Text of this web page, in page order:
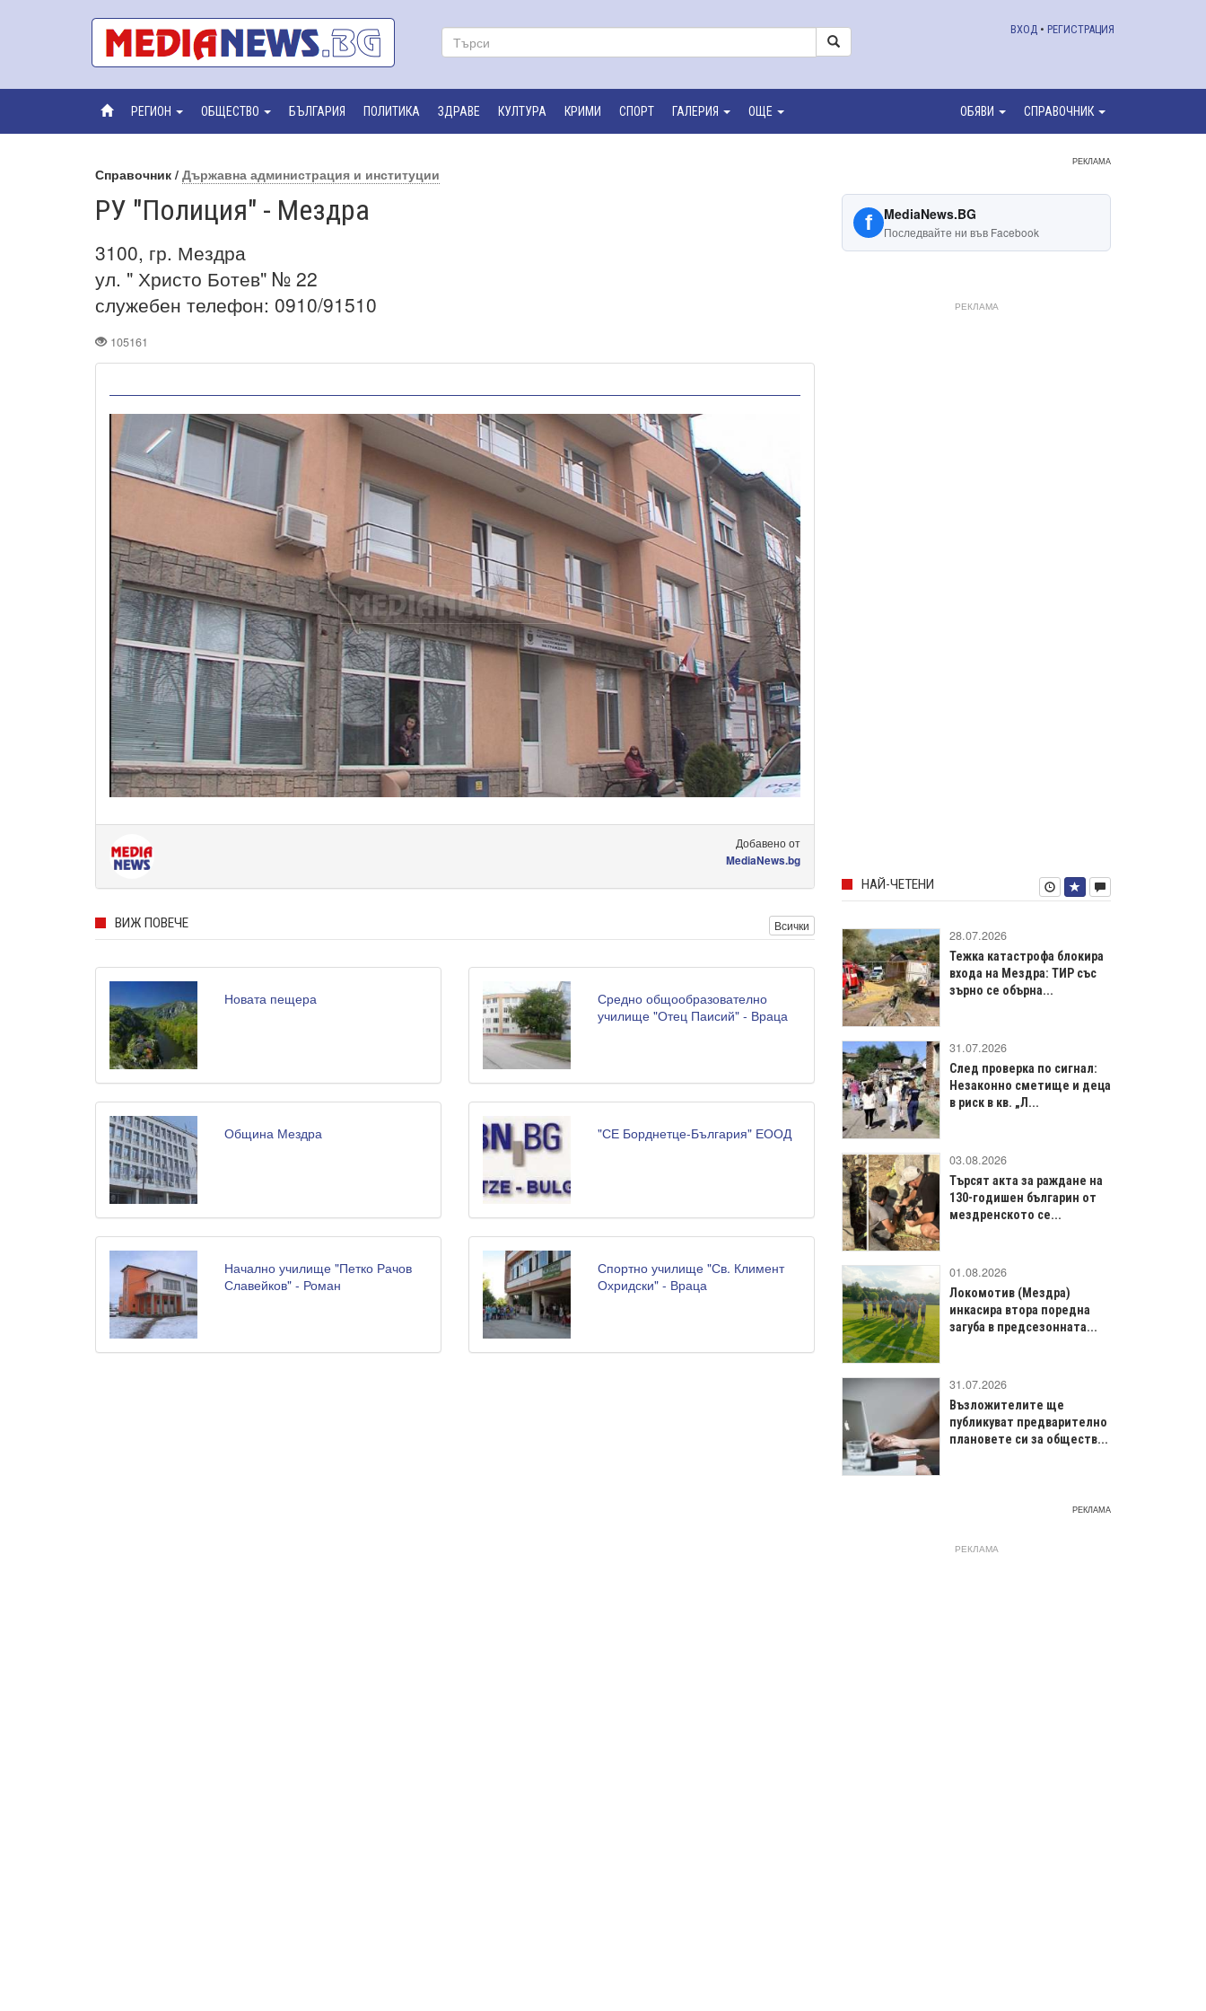
ВХОД • РЕГИСТРАЦИЯ
РЕГИОН ОБЩЕСТВО БЪЛГАРИЯ ПОЛИТИКА ЗДРАВЕ КУЛТУРА КРИМИ СПОРТ ГАЛЕРИЯ ОЩЕ ОБЯВИ СПРАВОЧНИК
Справочник / Държавна администрация и институции
РУ "Полиция" - Мездра
3100, гр. Мездра
ул. " Христо Ботев" № 22
служебен телефон: 0910/91510
105161
Добавено от
MediaNews.bg
ВИЖ ПОВЕЧЕ Всички
Новата пещера
Средно общообразователно
училище "Отец Паисий" - Враца
Община Мездра "СЕ Борднетце-България" ЕООД
Начално училище "Петко Рачов
Славейков" - Роман
Спортно училище "Св. Климент
Охридски" - Враца
РЕКЛАМА
f MediaNews.BG
Последвайте ни във Facebook
РЕКЛАМА
НАЙ-ЧЕТЕНИ
28.07.2026
Тежка катастрофа блокира
входа на Мездра: ТИР със
зърно се обърна...
31.07.2026
След проверка по сигнал:
Незаконно сметище и деца
в риск в кв. „Л...
03.08.2026
Търсят акта за раждане на
130-годишен българин от
мездренското се...
01.08.2026
Локомотив (Мездра)
инкасира втора поредна
загуба в предсезонната...
31.07.2026
Възложителите ще
публикуват предварително
плановете си за обществ...
РЕКЛАМА
РЕКЛАМА